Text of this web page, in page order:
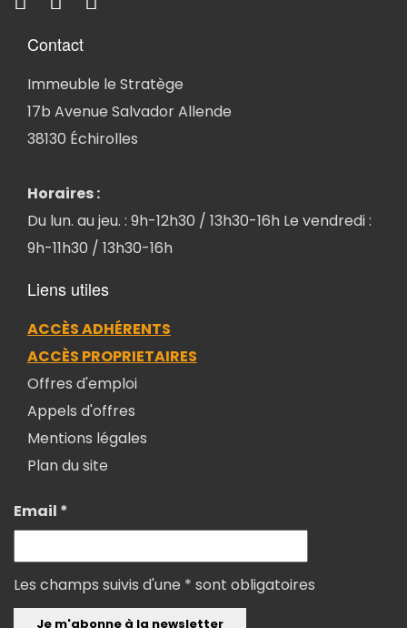
Contact
Immeuble le Stratège
17b Avenue Salvador Allende
38130 Échirolles
Horaires :
Du lun. au jeu. : 9h-12h30 / 13h30-16h Le vendredi :
9h-11h30 / 13h30-16h
Liens utiles
ACCÈS ADHÉRENTS
ACCÈS PROPRIETAIRES
Offres d'emploi
Appels d'offres
Mentions légales
Plan du site
Email *
Les champs suivis d'une * sont obligatoires